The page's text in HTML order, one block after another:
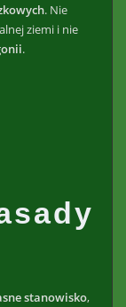
. Nie
ziemi i nie
.
stanowisko,